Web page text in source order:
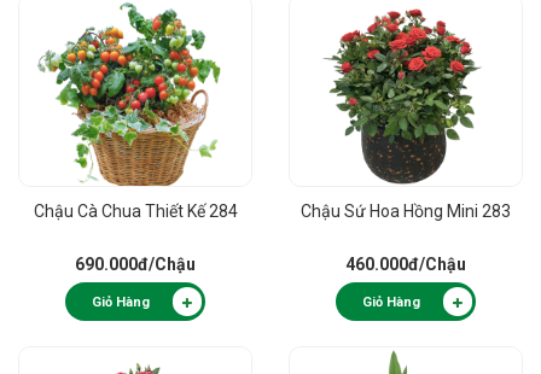
Chậu Cà Chua Thiết Kế 284
690.000đ/Chậu
Giỏ Hàng
Chậu Sứ Hoa Hồng Mini 283
460.000đ/Chậu
Giỏ Hàng